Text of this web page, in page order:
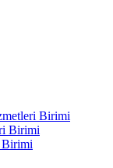
Birimi
Birimi
Birimi